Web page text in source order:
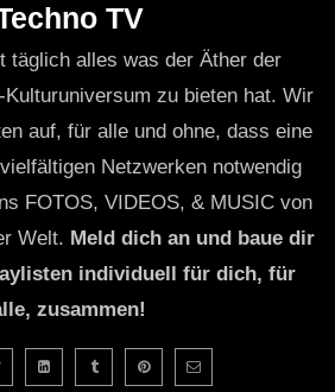
TV
täglich alles was der Äther der
Kulturuniversum zu bieten hat. Wir
auf, für alle und ohne, dass eine
Netzwerken notwendig
FOTOS, VIDEOS, & MUSIC von
Welt. Meld dich an und baue dir
individuell für dich, für
zusammen!